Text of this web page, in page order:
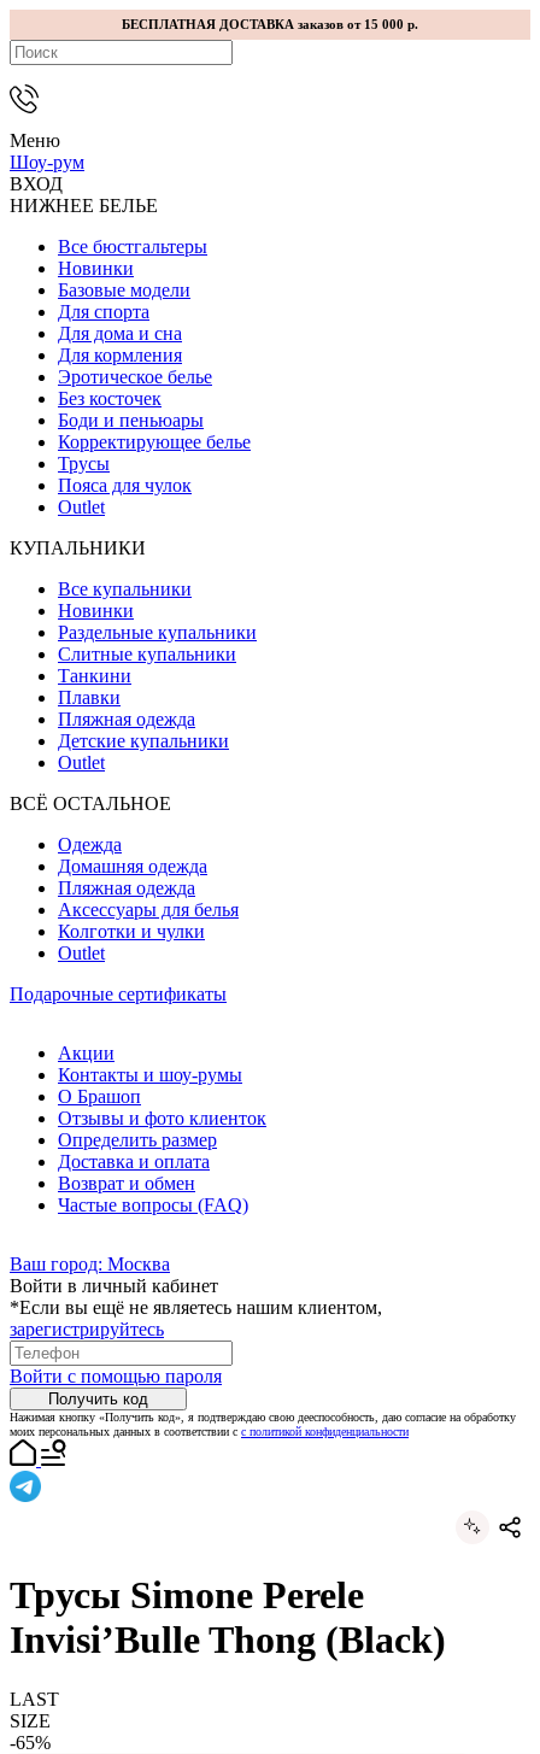
БЕСПЛАТНАЯ ДОСТАВКА заказов от 15 000 р.
Меню
Шоу-рум
ВХОД
НИЖНЕЕ БЕЛЬЕ
Все бюстгальтеры
Новинки
Базовые модели
Для спорта
Для дома и сна
Для кормления
Эротическое белье
Без косточек
Боди и пеньюары
Корректирующее белье
Трусы
Пояса для чулок
Outlet
КУПАЛЬНИКИ
Все купальники
Новинки
Раздельные купальники
Слитные купальники
Танкини
Плавки
Пляжная одежда
Детские купальники
Outlet
ВCЁ ОСТАЛЬНОЕ
Одежда
Домашняя одежда
Пляжная одежда
Аксессуары для белья
Колготки и чулки
Outlet
Подарочные сертификаты
Акции
Контакты и шоу-румы
О Брашоп
Отзывы и фото клиенток
Определить размер
Доставка и оплата
Возврат и обмен
Частые вопросы (FAQ)
Ваш город: Москва
Войти в личный кабинет
*Если вы ещё не являетесь нашим клиентом,
зарегистрируйтесь
Войти с помощью пароля
Получить код
Нажимая кнопку «Получить код», я подтверждаю свою дееспособность, даю согласие на обработку
моих персональных данных в соответствии с с политикой конфиденциальности
Трусы Simone Perele
Invisi’Bulle Thong (Black)
LAST
SIZE
-65%